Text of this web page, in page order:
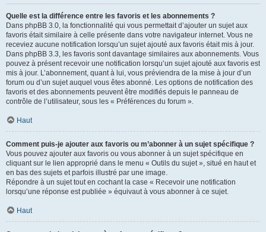
Quelle est la différence entre les favoris et les abonnements ?
Dans phpBB 3.0, la fonctionnalité qui vous permettait d’ajouter un sujet aux
favoris était similaire à celle présente dans votre navigateur internet. Vous ne
receviez aucune notification lorsqu’un sujet ajouté aux favoris était mis à jour.
Dans phpBB 3.3, les favoris sont davantage similaires aux abonnements. Vous
pouvez à présent recevoir une notification lorsqu’un sujet ajouté aux favoris est
mis à jour. L’abonnement, quant à lui, vous préviendra de la mise à jour d’un
forum ou d’un sujet auquel vous êtes abonné. Les options de notification des
favoris et des abonnements peuvent être modifiés depuis le panneau de
contrôle de l’utilisateur, sous les « Préférences du forum ».
Haut
Comment puis-je ajouter aux favoris ou m’abonner à un sujet spécifique ?
Vous pouvez ajouter aux favoris ou vous abonner à un sujet spécifique en
cliquant sur le lien approprié dans le menu « Outils du sujet », situé en haut et
en bas des sujets et parfois illustré par une image.
Répondre à un sujet tout en cochant la case « Recevoir une notification
lorsqu’une réponse est publiée » équivaut à vous abonner à ce sujet.
Haut